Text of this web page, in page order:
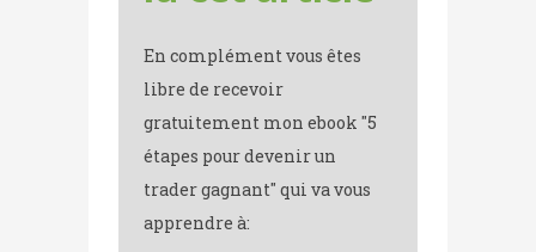
En complément vous êtes
libre de recevoir
gratuitement mon ebook "5
étapes pour devenir un
trader gagnant" qui va vous
apprendre à: